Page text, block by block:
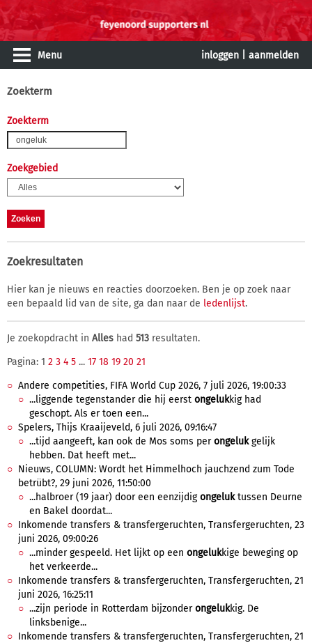
Menu inloggen aanmelden
Zoekterm
Zoekterm
Zoekgebied
Zoekresultaten
Hier kan je nieuws en reacties doorzoeken. Ben je op zoek naar
een bepaald lid van de site, ga dan naar de ledenlijst.
Je zoekopdracht in Alles had 513 resultaten.
Pagina: 1 2 3 4 5 ... 17 18 19 20 21
Andere competities, FIFA World Cup 2026, 7 juli 2026, 19:00:33
...liggende tegenstander die hij eerst ongelukkig had
geschopt. Als er toen een...
Spelers, Thijs Kraaijeveld, 6 juli 2026, 09:16:47
...tijd aangeeft, kan ook de Mos soms perongelukgelijk
hebben. Dat heeft met...
Nieuws, COLUMN: Wordt het Himmelhoch jauchzend zum Tode
betrübt?, 29 juni 2026, 11:50:00
...halbroer (19 jaar) door een eenzijdigongeluktussen Deurne
en Bakel doordat...
Inkomende transfers & transfergeruchten, Transfergeruchten, 23
juni 2026, 09:00:26
...minder gespeeld. Het lijkt op een ongelukkige beweging op
het verkeerde...
Inkomende transfers & transfergeruchten, Transfergeruchten, 21
juni 2026, 16:25:11
...zijn periode in Rotterdam bijzonderongelukkig. De
linksbenige...
Inkomende transfers & transfergeruchten, Transfergeruchten, 21